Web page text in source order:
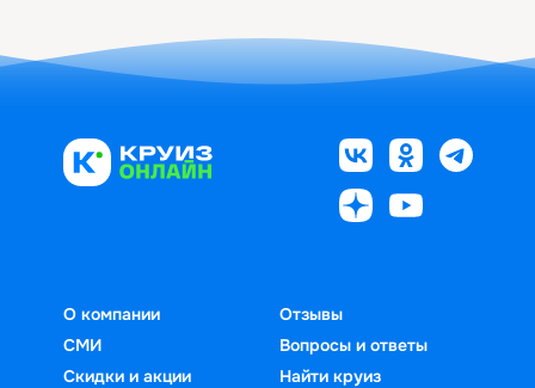
О компании
СМИ
Скидки и акции
Отзывы
Вопросы и ответы
Найти круиз